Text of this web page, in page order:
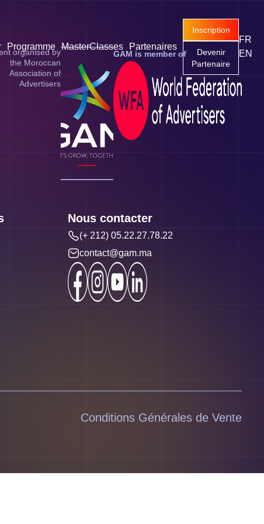
Inscription
Devenir
Partenaire
FR
EN
Programme MasterClasses Partenaires
organised by
the Moroccan
Association of
Advertisers
GAM is member of
Nous contacter
(+ 212) 05.22.27.78.22
contact@gam.ma
Conditions Générales de Vente